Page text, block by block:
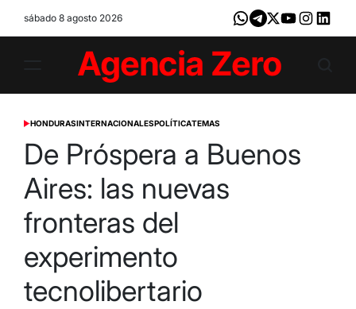
sábado 8 agosto 2026 Whatsapp
Telegram
X YoutubeInstagram
Zero
POSTED
HONDURASINTERNACIONALESPOLÍTICATEMAS
De Próspera a Buenos
Aires: las nuevas
fronteras del
experimento
tecnolibertario